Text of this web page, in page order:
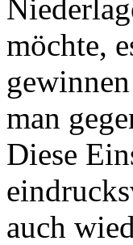
möchte,
man
Diese
auch